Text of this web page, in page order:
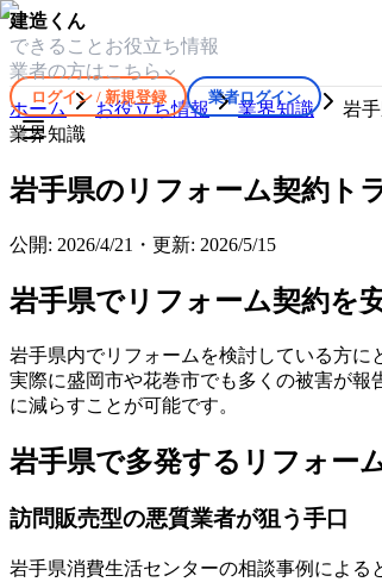
建造くん
できること お役立ち情報
業者の方はこちら
ログイン / 新規登録 業者ログイン
ホーム お役立ち情報 業界知識
岩
業界知識
岩手県のリフォーム契約ト
公開: 2026/4/21 ・ 更新: 2026/5/15
岩手県でリフォーム契約を
岩手県内でリフォームを検討している方に
実際に盛岡市や花巻市でも多くの被害が
に減らすことが可能です。
岩手県で多発するリフォー
訪問販売型の悪質業者が狙う手口
岩手県消費生活センターの相談事例によ